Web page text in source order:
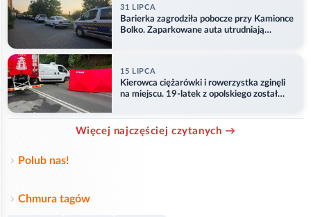
31 LIPCA
Barierka zagrodziła pobocze przy Kamionce
Bolko. Zaparkowane auta utrudniają
15 LIPCA
Kierowca ciężarówki i rowerzystka zginęli
na miejscu. 19-latek z opolskiego został
Więcej najczęściej czytanych →
Polub nas!
Chmura tagów